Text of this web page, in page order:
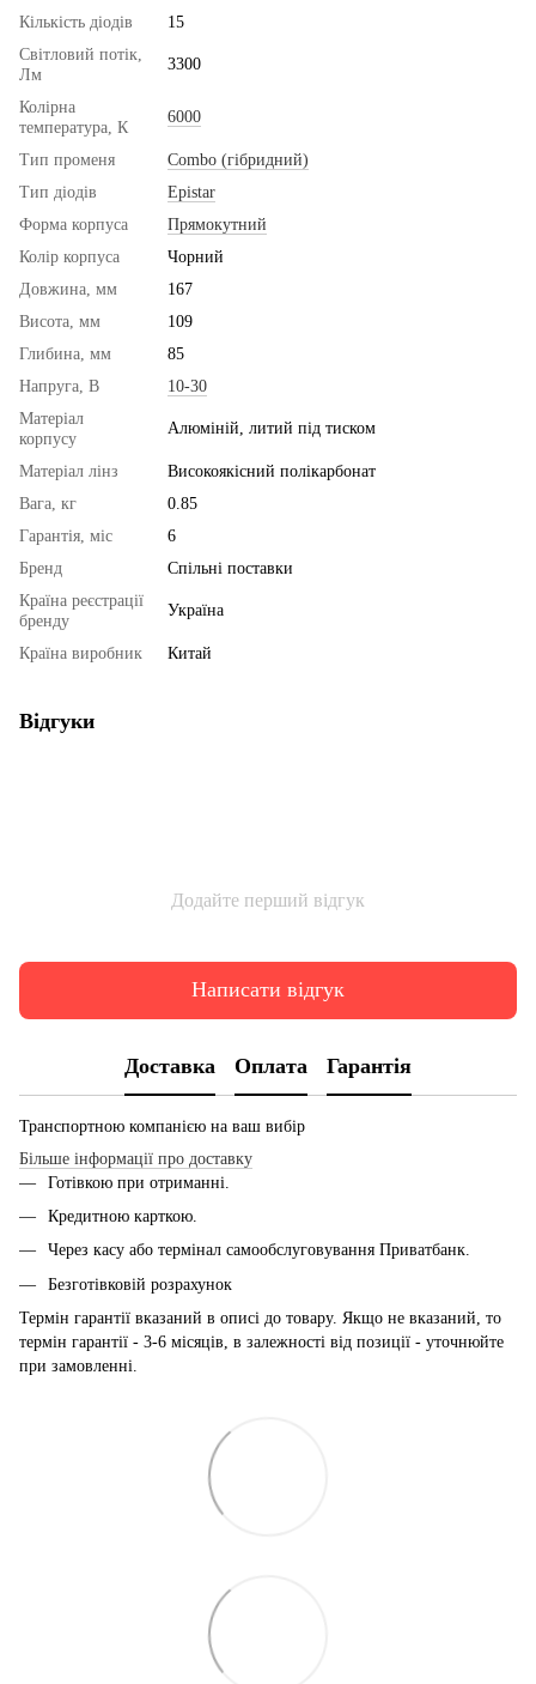
Кількість діодів
15
Світловий потік,
Лм
3300
Колірна
температура, К
6000
Тип променя
Combo (гібридний)
Тип діодів
Epistar
Форма корпуса
Прямокутний
Колір корпуса
Чорний
Довжина, мм
167
Висота, мм
109
Глибина, мм
85
Напруга, В
10-30
Матеріал
корпусу
Алюміній, литий під тиском
Матеріал лінз
Високоякісний полікарбонат
Вага, кг
0.85
Гарантія, міс
6
Бренд
Спільні поставки
Країна реєстрації
бренду
Україна
Країна виробник Китай
Відгуки
Додайте перший відгук
Написати відгук
Доставка Оплата Гарантія
Транспортною компанією на ваш вибір
Більше інформації про доставку
Готівкою при отриманні.
Кредитною карткою.
Через касу або термінал самообслуговування Приватбанк.
Безготівковій розрахунок
Термін гарантії вказаний в описі до товару. Якщо не вказаний, то
термін гарантії - 3-6 місяців, в залежності від позиції - уточнюйте
при замовленні.